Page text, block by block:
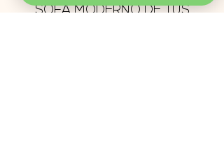
SOFÁ MODERNO DE TUS